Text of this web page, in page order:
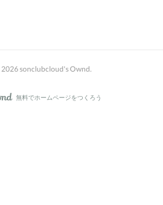
2026sonclubcloud's Ownd.
AmebaOwnd
無料でホームページをつくろう